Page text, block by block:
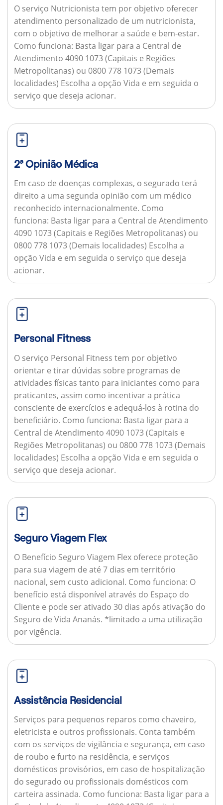
O serviço Nutricionista tem por objetivo oferecer
atendimento personalizado de um nutricionista,
com o objetivo de melhorar a saúde e bem-estar.
Como funciona: Basta ligar para a Central de
Atendimento 4090 1073 (Capitais e Regiões
Metropolitanas) ou 0800 778 1073 (Demais
localidades) Escolha a opção Vida e em seguida o
serviço que deseja acionar.
2ª Opinião Médica
Em caso de doenças complexas, o segurado terá
direito a uma segunda opinião com um médico
reconhecido internacionalmente. Como
funciona: Basta ligar para a Central de Atendimento
4090 1073 (Capitais e Regiões Metropolitanas) ou
0800 778 1073 (Demais localidades) Escolha a
opção Vida e em seguida o serviço que deseja
acionar.
Personal Fitness
O serviço Personal Fitness tem por objetivo
orientar e tirar dúvidas sobre programas de
atividades físicas tanto para iniciantes como para
praticantes, assim como incentivar a prática
consciente de exercícios e adequá-los à rotina do
beneficiário. Como funciona: Basta ligar para a
Central de Atendimento 4090 1073 (Capitais e
Regiões Metropolitanas) ou 0800 778 1073 (Demais
localidades) Escolha a opção Vida e em seguida o
serviço que deseja acionar.
Seguro Viagem Flex
O Benefício Seguro Viagem Flex oferece proteção
para sua viagem de até 7 dias em território
nacional, sem custo adicional. Como funciona: O
benefício está disponível através do Espaço do
Cliente e pode ser ativado 30 dias após ativação do
Seguro de Vida Ananás. *limitado a uma utilização
por vigência.
Assistência Residencial
Serviços para pequenos reparos como chaveiro,
eletricista e outros profissionais. Conta também
com os serviços de vigilância e segurança, em caso
de roubo e furto na residência, e serviços
domésticos provisórios, em caso de hospitalização
do segurado ou profissionais domésticos com
carteira assinada. Como funciona: Basta ligar para a